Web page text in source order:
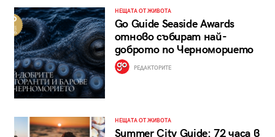
НЕЩАТА ОТ ЖИВОТА
Go Guide Seaside Awards
отново събират най-
доброто по Черноморието
РЕДАКТОРИТЕ
НЕЩАТА ОТ ЖИВОТА
Summer City Guide: 72 часа в